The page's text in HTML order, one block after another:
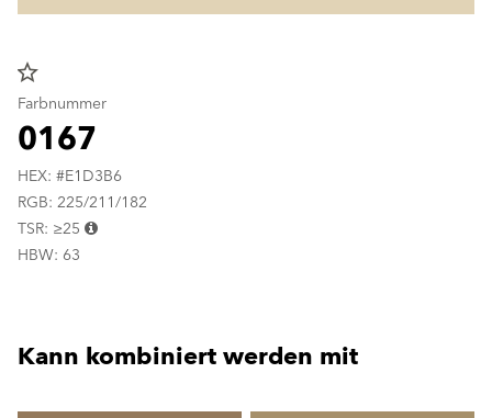
star_border
Farbnummer
0167
HEX: #E1D3B6
RGB: 225/211/182
TSR: ≥25
HBW: 63
Kann kombiniert werden mit